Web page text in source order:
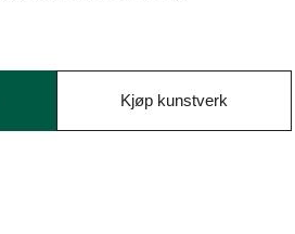
Kjøp kunstverk